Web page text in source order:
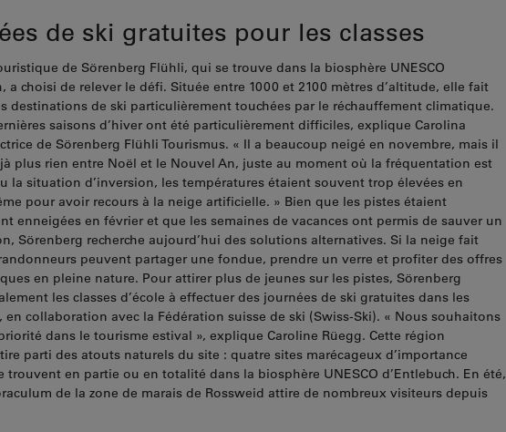
de ski gratuites pour les classes
de Sörenberg Flühli, qui se trouve dans la biosphère UNESCO
a choisi de relever le défi. Située entre 1000 et 2100 mètres d’altitude, elle fait
destinations de ski particulièrement touchées par le réchauffement climatique.
saisons d’hiver ont été particulièrement difficiles, explique Carolina
de Sörenberg Flühli Tourismus. « Il a beaucoup neigé en novembre, mais il
plus rien entre Noël et le Nouvel An, juste au moment où la fréquentation est
la situation d’inversion, les températures étaient souvent trop élevées en
pour avoir recours à la neige artificielle. » Bien que les pistes étaient
enneigées en février et que les semaines de vacances ont permis de sauver un
Sörenberg recherche aujourd’hui des solutions alternatives. Si la neige fait
peuvent partager une fondue, prendre un verre et profiter des offres
en pleine nature. Pour attirer plus de jeunes sur les pistes, Sörenberg
les classes d’école à effectuer des journées de ski gratuites dans les
en collaboration avec la Fédération suisse de ski (Swiss-Ski). « Nous souhaitons
dans le tourisme estival », explique Caroline Rüegg. Cette région
parti des atouts naturels du site : quatre sites marécageux d’importance
trouvent en partie ou en totalité dans la biosphère UNESCO d’Entlebuch. En été,
de la zone de marais de Rossweid attire de nombreux visiteurs depuis